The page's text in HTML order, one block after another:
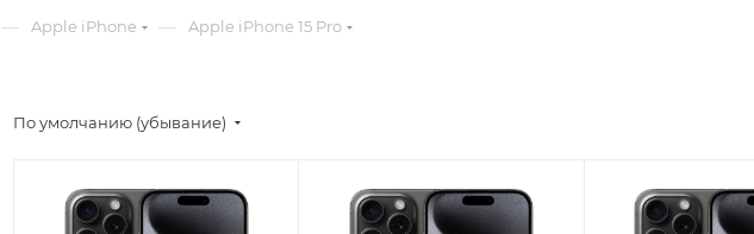
— Apple iPhone — Apple iPhone 15 Pro
По умолчанию (убывание)